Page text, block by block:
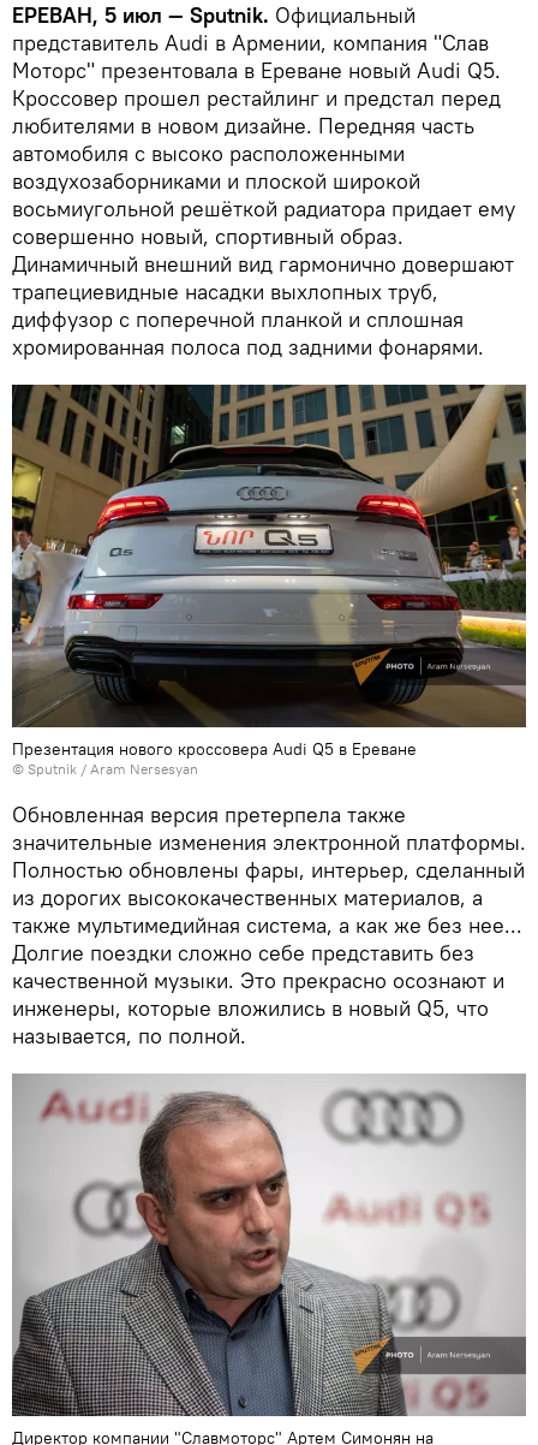
ЕРЕВАН, 5 июл — Sputnik. Официальный
представитель Audi в Армении, компания "Слав
Моторс" презентовала в Ереване новый Audi Q5.
Кроссовер прошел рестайлинг и предстал перед
любителями в новом дизайне. Передняя часть
автомобиля с высоко расположенными
воздухозаборниками и плоской широкой
восьмиугольной решёткой радиатора придает ему
совершенно новый, спортивный образ.
Динамичный внешний вид гармонично довершают
трапециевидные насадки выхлопных труб,
диффузор с поперечной планкой и сплошная
хромированная полоса под задними фонарями.
Презентация нового кроссовера Audi Q5 в Ереване
© Sputnik / Aram Nersesyan
Обновленная версия претерпела также
значительные изменения электронной платформы.
Полностью обновлены фары, интерьер, сделанный
из дорогих высококачественных материалов, а
также мультимедийная система, а как же без нее...
Долгие поездки сложно себе представить без
качественной музыки. Это прекрасно осознают и
инженеры, которые вложились в новый Q5, что
называется, по полной.
Директор компании "Славмоторс" Артем Симонян на